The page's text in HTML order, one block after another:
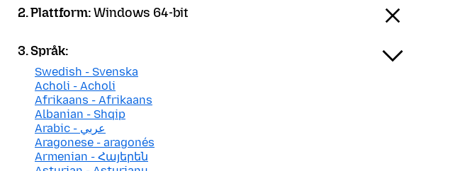
2. Plattform:Windows 64-bit
3. Språk:
Swedish - Svenska
Acholi - Acholi
Afrikaans - Afrikaans
Albanian - Shqip
Arabic - عربي
Aragonese - aragonés
Armenian - Հայերեն